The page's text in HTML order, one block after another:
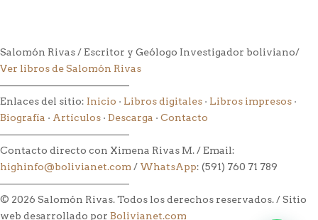
Salomón Rivas / Escritor y Geólogo Investigador boliviano/
Ver libros de Salomón Rivas
––––––––––––––––––––––––––
Enlaces del sitio: Inicio · Libros digitales · Libros impresos ·
Biografía · Artículos · Descarga · Contacto
––––––––––––––––––––––––––
Contacto directo con Ximena Rivas M. / Email:
highinfo@bolivianet.com / WhatsApp: (591) 760 71 789
––––––––––––––––––––––––––
© 2026 Salomón Rivas. Todos los derechos reservados. / Sitio
web desarrollado por Bolivianet.com